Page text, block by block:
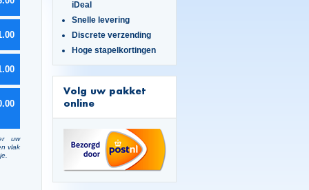
uw
vlak
iDeal
Snelle levering
Discrete verzending
Hoge stapelkortingen
Volg uw pakket
online